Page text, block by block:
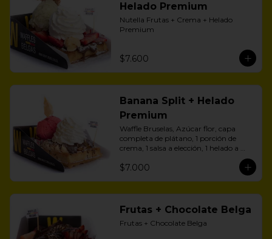
Helado Premium
Nutella Frutas + Crema + Helado
Premium
$7.600
Banana Split + Helado
Premium
Waffle Bruselas, Azúcar flor, capa
completa de plátano, 1 porción de
crema, 1 salsa a elección, 1 helado a
$7.000
Frutas + Chocolate Belga
Frutas + Chocolate Belga